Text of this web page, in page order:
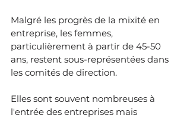
Malgré les progrès de la mixité en
entreprise, les femmes,
particulièrement à partir de 45-50
ans, restent sous-représentées dans
les comités de direction.
Elles sont souvent nombreuses à
l'entrée des entreprises mais